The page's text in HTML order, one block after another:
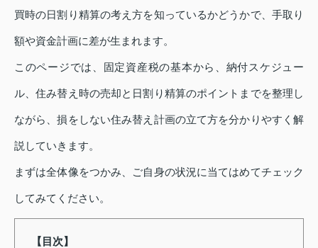
買時の日割り精算の考え方を知っているかどうかで、手取り
額や資金計画に差が生まれます。
このページでは、固定資産税の基本から、納付スケジュー
ル、住み替え時の売却と日割り精算のポイントまでを整理し
ながら、損をしない住み替え計画の立て方を分かりやすく解
説していきます。
まずは全体像をつかみ、ご自身の状況に当てはめてチェック
してみてください。
【目次】